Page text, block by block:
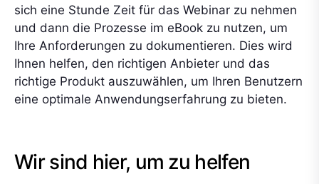
sich eine Stunde Zeit für das Webinar zu nehmen
und dann die Prozesse im eBook zu nutzen, um
Ihre Anforderungen zu dokumentieren. Dies wird
Ihnen helfen, den richtigen Anbieter und das
richtige Produkt auszuwählen, um Ihren Benutzern
eine optimale Anwendungserfahrung zu bieten.
Wir sind hier, um zu helfen